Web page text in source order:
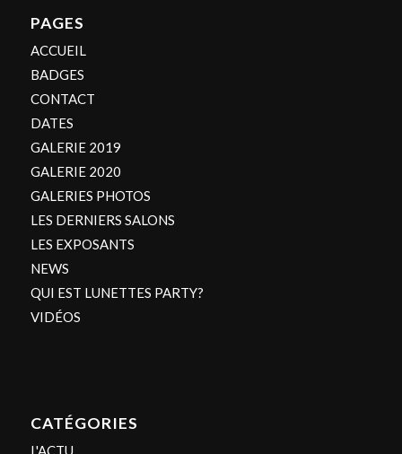
PAGES
ACCUEIL
BADGES
CONTACT
DATES
GALERIE 2019
GALERIE 2020
GALERIES PHOTOS
LES DERNIERS SALONS
LES EXPOSANTS
NEWS
QUI EST LUNETTES PARTY?
VIDÉOS
CATÉGORIES
L'ACTU